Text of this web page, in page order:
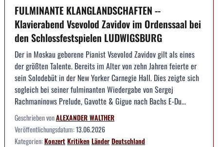
FULMINANTE KLANGLANDSCHAFTEN --
Klavierabend Vsevolod Zavidov im Ordenssaal bei
den Schlossfestspielen LUDWIGSBURG
Der in Moskau geborene Pianist Vsevolod Zavidov gilt als eines
der größten Talente. Bereits im Alter von zehn Jahren feierte er
sein Solodebüt in der New Yorker Carnegie Hall. Dies zeigte sich
sogleich bei seiner fulminanten Wiedergabe von Sergej
Rachmaninows Prelude, Gavotte & Gigue nach Bachs E-Du...
Geschrieben vonALEXANDER WALTHER
Veröffentlichungsdatum:13.06.2026
Kategorien:KonzertKritikenLänderDeutschland